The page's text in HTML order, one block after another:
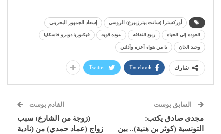
أوركسترا (سانت بيترزبيرغ) الروسي إسعاد الجمهور البحريني
العودة إلى الحياة ربيع الثقافة عودة قوية فيكتوريا دوبرو فاسكايا
وحيد الخان يا من هواه أعزه وأذلني
شارك Facebook
Twitter
السابق بوست
مجدى صادق يكتب:
التونسية (كوثر بن هنية).. بين
القادم بوست
(زوجة من الشارع) سبب
زواج (عماد حمدي) من (نادية